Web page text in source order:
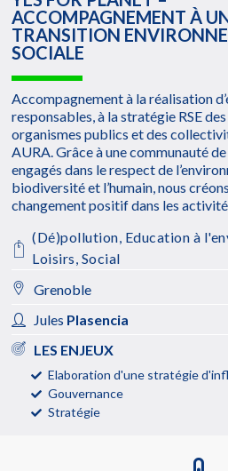
ACCOMPAGNEMENT À
TRANSITION
SOCIALE
Accompagnement à la réalisation
responsables, à la stratégie RSE
organismes publics et des
AURA. Grâce à une communauté
engagés dans le respect de
biodiversité et l’humain, nous
changement positif dans les
(Dé)pollution, Education à
Loisirs, Social
Grenoble
Jules Plasencia
LES ENJEUX
Elaboration d'une stratégie
Gouvernance
Stratégie